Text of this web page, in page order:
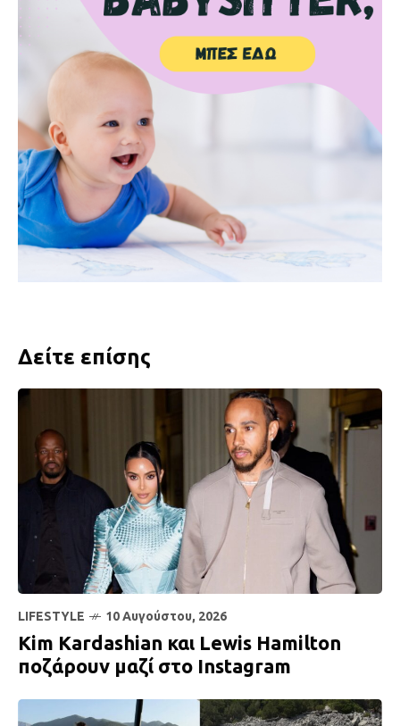
Δείτε επίσης
LIFESTYLE 10 Αυγούστου, 2026
Kim Kardashian και Lewis Hamilton
ποζάρουν μαζί στο Instagram